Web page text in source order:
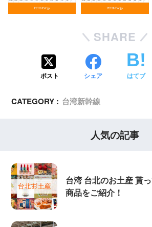
SHARE
ポスト シェア はてブ
CATEGORY : 台湾新幹線
人気の記事
台湾 台北のお土産 貰
商品をご紹介！